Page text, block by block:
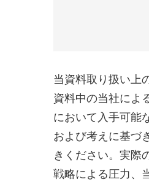
当資料取り扱い上
資料中の当社によ
において入手可能
および考えに基づ
きください。実際
戦略による圧力、